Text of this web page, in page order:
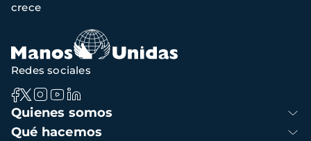
navegación
crece
Navegación
principal
Quienes somos
Qué hacemos
Redes sociales